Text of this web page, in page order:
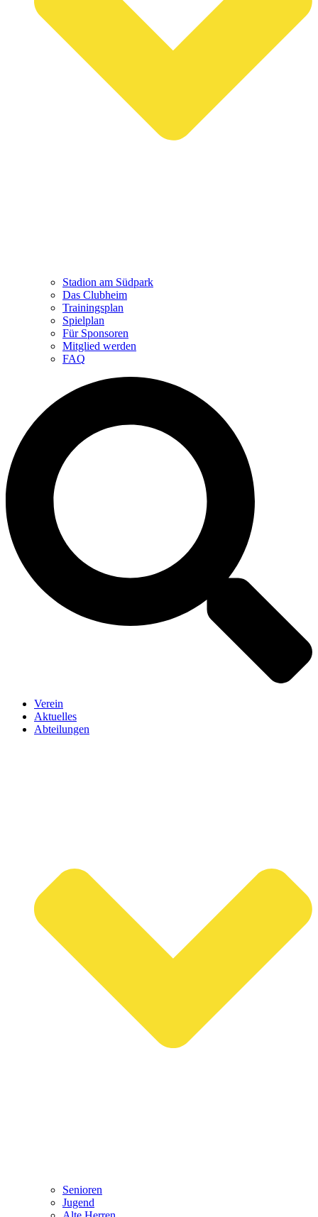
Stadion am Südpark
Das Clubheim
Trainingsplan
Spielplan
Für Sponsoren
Mitglied werden
FAQ
Verein
Aktuelles
Abteilungen
Senioren
Jugend